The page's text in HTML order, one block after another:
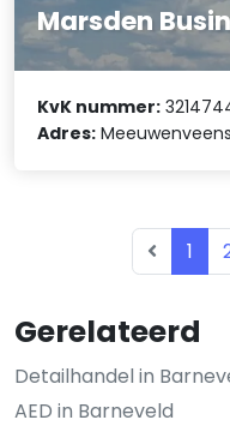
Gerelateerd
Detailhandel in
AED in Barneveld
Marsden
KvK nummer:
Adres:
1